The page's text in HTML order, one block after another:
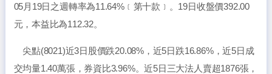
05月19日之週轉率為11.64%﹝第十款﹞。19日收盤價392.00
元，本益比為112.32。
尖點(8021)近3日股價跌20.08%，近5日跌16.86%，近5日成
交均量1.40萬張，券資比3.96%。近5日三大法人賣超1876張，